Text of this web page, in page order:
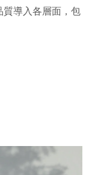
導入各層面，包